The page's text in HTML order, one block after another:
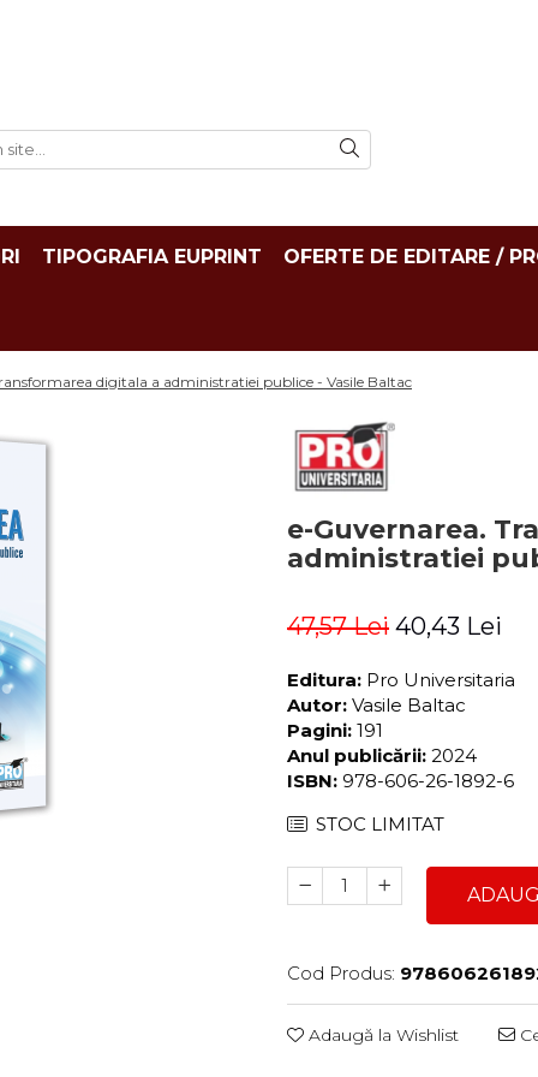
TIPOGRAFIA EUPRINT OFERTE DE EDITARE /
digitala a administratiei publice - Vasile Baltac
e-Guvernarea.
administratiei
47,57 Lei 40,43 Lei
Editura: Pro Universitaria
Autor: Vasile Baltac
Pagini: 191
Anul publicării: 2024
ISBN: 978-606-26-1892-6
STOC LIMITAT
Cod Produs:
Adaugă la Wishlist